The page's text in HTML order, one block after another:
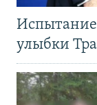
улыбки